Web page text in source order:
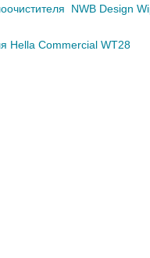
NWB Design
Hella Commercial WT28